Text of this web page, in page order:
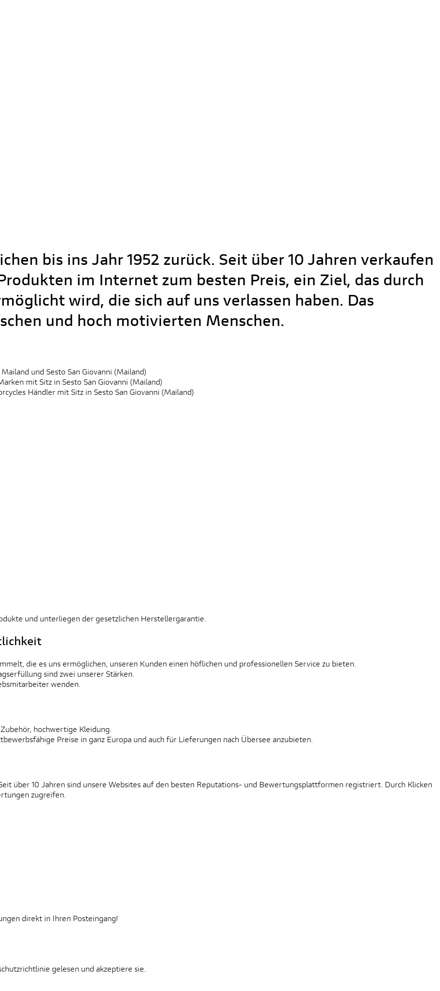
bis ins Jahr 1952 zurück. Seit über 10 Jahren verkaufen
im Internet zum besten Preis, ein Ziel, das durch
wird, die sich auf uns verlassen haben. Das
und hoch motivierten Menschen.
und Sesto San Giovanni (Mailand)
mit Sitz in Sesto San Giovanni (Mailand)
Händler mit Sitz in Sesto San Giovanni (Mailand)
und unterliegen der gesetzlichen Herstellergarantie.
die es uns ermöglichen, unseren Kunden einen höflichen und professionellen Service zu bieten.
sind zwei unserer Stärken.
wenden.
hochwertige Kleidung.
Preise in ganz Europa und auch für Lieferungen nach Übersee anzubieten.
über 10 Jahren sind unsere Websites auf den besten Reputations- und Bewertungsplattformen registriert. Durch Klicken
zugreifen.
direkt in Ihren Posteingang!
gelesen und akzeptiere sie.